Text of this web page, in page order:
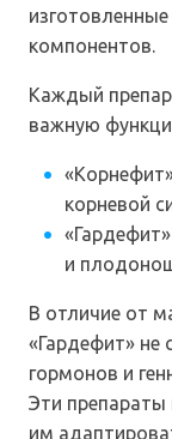
компонентов.
Каждый
важную
корневой
и
В отличие от
«Гардефит» не
гормонов и
Эти
им